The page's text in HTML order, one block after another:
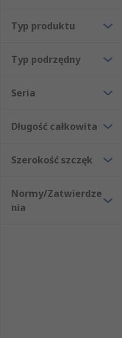
Typ produktu
Typ podrzędny
Seria
Długość całkowita
Szerokość szczęk
Normy/Zatwierdze
nia